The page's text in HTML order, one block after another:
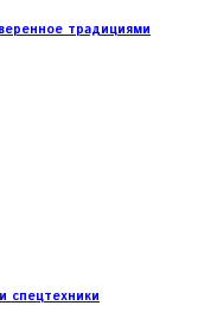
традициями
спецтехники